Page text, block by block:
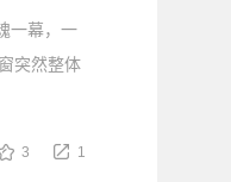
一幕，一
突然整体
3 1